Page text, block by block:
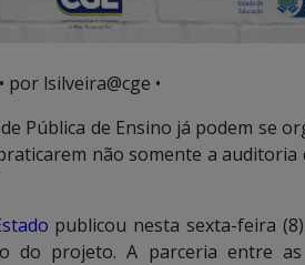
por lsilveira@cge •
Pública de Ensino já podem se
não somente a auditoria
publicou nesta sexta-feira
do projeto. A parceria entre